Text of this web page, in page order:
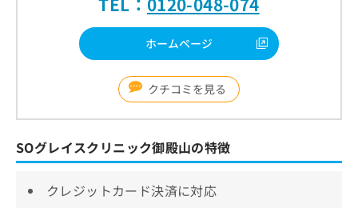
ホームページ
クチコミを見る
SOグレイスクリニック御殿山の特徴
クレジットカード決済に対応